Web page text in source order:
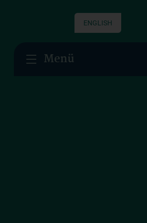
ENGLISH
Menü